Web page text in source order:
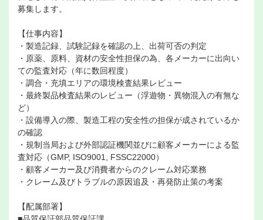
募集します。
【仕事内容】
・製造記録、試験記録を確認の上、出荷可否の判定
・原薬、原料、資材の安全性担保の為、各メーカーに出向い
ての監査対応（年に数回程度）
・調合・充填エリアの環境検査結果レビュー
・最終製品検査結果のレビュー（浮遊物・異物混入の有無な
ど）
・設備導入の際、製造工程の安全性の担保が成されているか
の確認
・規制当局および外部認証機関並びに顧客メーカーによる監
査対応（GMP, ISO9001, FSSC22000）
・顧客メーカー及び消費者からのクレーム対応業務
・クレーム及びトラブルの原因追及・再発防止策の考案
【配属部署】